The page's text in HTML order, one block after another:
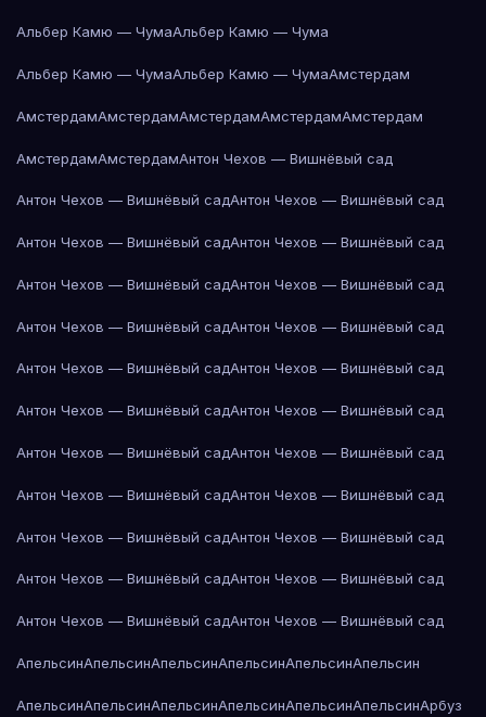
Альбер Камю — ЧумаАльбер Камю — Чума
Альбер Камю — ЧумаАльбер Камю — ЧумаАмстердам
АмстердамАмстердамАмстердамАмстердамАмстердам
АмстердамАмстердамАнтон Чехов — Вишнёвый сад
Антон Чехов — Вишнёвый садАнтон Чехов — Вишнёвый сад
Антон Чехов — Вишнёвый садАнтон Чехов — Вишнёвый сад
Антон Чехов — Вишнёвый садАнтон Чехов — Вишнёвый сад
Антон Чехов — Вишнёвый садАнтон Чехов — Вишнёвый сад
Антон Чехов — Вишнёвый садАнтон Чехов — Вишнёвый сад
Антон Чехов — Вишнёвый садАнтон Чехов — Вишнёвый сад
Антон Чехов — Вишнёвый садАнтон Чехов — Вишнёвый сад
Антон Чехов — Вишнёвый садАнтон Чехов — Вишнёвый сад
Антон Чехов — Вишнёвый садАнтон Чехов — Вишнёвый сад
Антон Чехов — Вишнёвый садАнтон Чехов — Вишнёвый сад
Антон Чехов — Вишнёвый садАнтон Чехов — Вишнёвый сад
АпельсинАпельсинАпельсинАпельсинАпельсинАпельсин
АпельсинАпельсинАпельсинАпельсинАпельсинАпельсинАрбуз